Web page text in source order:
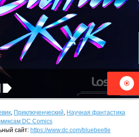
, Приключенческий, Научная фантастика
DC Comics
сайт: https://www.dc.com/bluebeetle